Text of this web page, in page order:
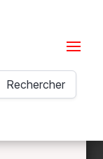
Menu
Rechercher